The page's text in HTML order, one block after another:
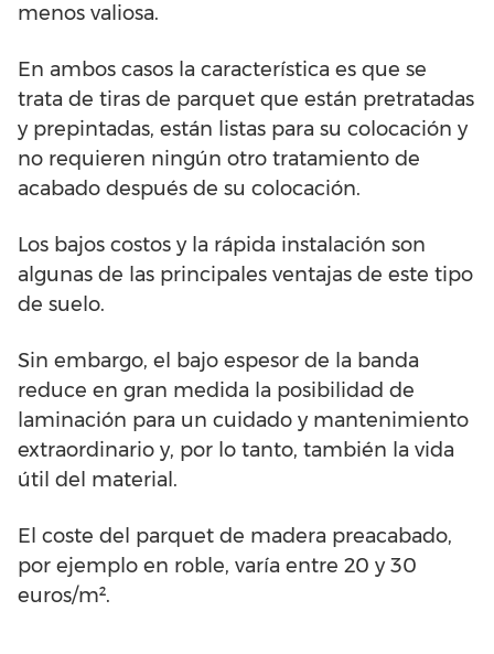
menos valiosa.
En ambos casos la característica es que se
trata de tiras de parquet que están pretratadas
y prepintadas, están listas para su colocación y
no requieren ningún otro tratamiento de
acabado después de su colocación.
Los bajos costos y la rápida instalación son
algunas de las principales ventajas de este tipo
de suelo.
Sin embargo, el bajo espesor de la banda
reduce en gran medida la posibilidad de
laminación para un cuidado y mantenimiento
extraordinario y, por lo tanto, también la vida
útil del material.
El coste del parquet de madera preacabado,
por ejemplo en roble, varía entre 20 y 30
euros/m².